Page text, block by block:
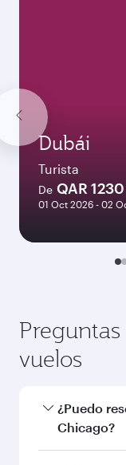
Dubái
Turista
De QAR 1230
01 Oct 2026 - 02
vuelos
¿Puedo
Chicago?